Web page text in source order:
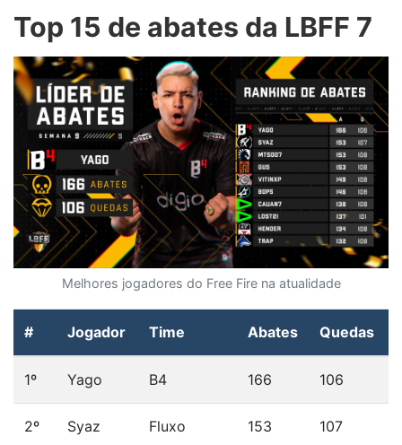
Top 15 de abates da LBFF 7
Melhores jogadores do Free Fire na atualidade
# Jogador Time Abates Quedas
1º Yago B4 166 106
2º Syaz Fluxo 153 107